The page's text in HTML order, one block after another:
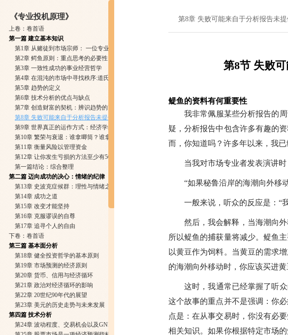
《专业投机原理》
上卷：卷首语
第一篇 建立基本知识
第1章 从赌徒到市场宗师： 一位专业投机者的历程
第2章 鳄鱼原则：重点思考的必要性
第3章 一致性成功的事业经营哲学
第4章 在混沌的市场中寻找秩序:道氏理论
第5章 趋势的定义
第6章 技术分析的优点与缺点
第7章 创造财富的契机：辨识趋势的改变
第8章 失败可能来自于分析报告未提供的资料
第9章 世界真正的运作方式：经济学的基本知识
第10章 繁荣与衰退：谁拿唧筒？谁拿刺针
第11章 衡量风险以管理资金
第12章 让你发生亏损的方法至少有50种
第一篇结论：综合整理
第二篇 迈向成功的决心：情绪的纪律
第13章 史波克症候群：理性与情绪之间的战争
第14章 成功之道
第15章 改变才能坚持
第16章 克服谬误的自尊
第17章 追寻个人的自由
下卷：卷首语
第三篇 基本面分析
第18章 健全投资哲学的基本原则
第19章 市场预测的经济原则
第20章 货币、信用与经济循环
第21章 政治对经济循环的影响
第22章 20世纪90年代的展望
第23章 美元的历史走势与未来发展
第四篇 技术分析
第24章 波动程度、交易机会以及GNP的增长
第8章 失败可能来自于分析报告未
第8节 失败
鳀鱼的资料有何重要性
我非常佩服某些分析报告的
疑，分析报告中包含许多有趣的
而，你知道吗？许多年以来，我
当我对市场专业者发表演讲
“如果秘鲁沿岸的海潮向外移
一般来说，听众的反应是：“
然后，我会解释，当海潮向
所以鳀鱼的捕获量将减少。鳀鱼
以黄豆作为饲料。当黄豆的需求
的海潮向外移动时，你应该买进黄
这时，我通常已经掌握了听
这个故事的重点并不是强调：你
点是：在从事交易时，你没有必
相关知识。如果你根据特定市场